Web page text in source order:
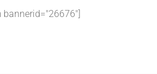
bannerid="26676"]